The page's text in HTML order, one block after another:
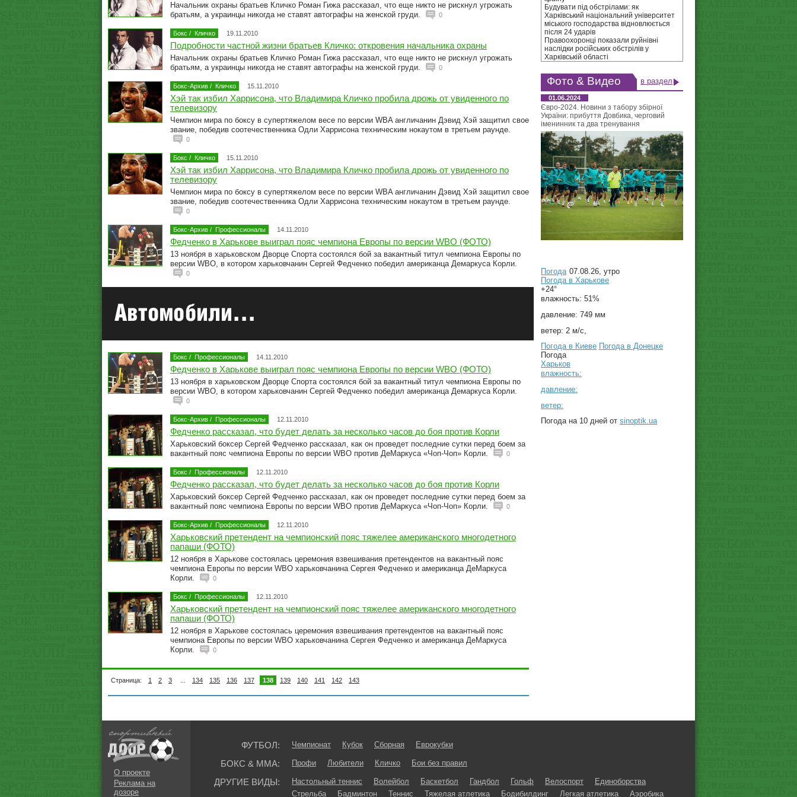
Начальник охраны братьев Кличко Роман Гижа рассказал, что еще никто не рискнул угрожать
братьям, а украинцы никогда не ставят автографы на женской груди.
0
Бокс / Кличко 19.11.2010
Подробности частной жизни братьев Кличко: откровения начальника охраны
Начальник охраны братьев Кличко Роман Гижа рассказал, что еще никто не рискнул угрожать
братьям, а украинцы никогда не ставят автографы на женской груди.
0
Бокс-Архив / Кличко 15.11.2010
Хэй так избил Харрисона, что Владимира Кличко пробила дрожь от увиденного по
телевизору
Чемпион мира по боксу в супертяжелом весе по версии WBA англичанин Дэвид Хэй защитил свое
звание, победив соотечественника Одли Харрисона техническим нокаутом в третьем раунде.
0
Бокс / Кличко 15.11.2010
Хэй так избил Харрисона, что Владимира Кличко пробила дрожь от увиденного по
телевизору
Чемпион мира по боксу в супертяжелом весе по версии WBA англичанин Дэвид Хэй защитил свое
звание, победив соотечественника Одли Харрисона техническим нокаутом в третьем раунде.
0
Бокс-Архив / Профессионалы 14.11.2010
Федченко в Харькове выиграл пояс чемпиона Европы по версии WBO (ФОТО)
13 ноября в харьковском Дворце Спорта состоялся бой за вакантный титул чемпиона Европы по
версии WBO, в котором харьковчанин Сергей Федченко победил американца Демаркуса Корли.
0
Бокс / Профессионалы 14.11.2010
Федченко в Харькове выиграл пояс чемпиона Европы по версии WBO (ФОТО)
13 ноября в харьковском Дворце Спорта состоялся бой за вакантный титул чемпиона Европы по
версии WBO, в котором харьковчанин Сергей Федченко победил американца Демаркуса Корли.
0
Бокс-Архив / Профессионалы 12.11.2010
Федченко рассказал, что будет делать за несколько часов до боя против Корли
Харьковский боксер Сергей Федченко рассказал, как он проведет последние сутки перед боем за
вакантный пояс чемпиона Европы по версии WBO против ДеМаркуса «Чоп-Чоп» Корли.
0
Бокс / Профессионалы 12.11.2010
Федченко рассказал, что будет делать за несколько часов до боя против Корли
Харьковский боксер Сергей Федченко рассказал, как он проведет последние сутки перед боем за
вакантный пояс чемпиона Европы по версии WBO против ДеМаркуса «Чоп-Чоп» Корли.
0
Бокс-Архив / Профессионалы 12.11.2010
Харьковский претендент на чемпионский пояс тяжелее американского многодетного
папаши (ФОТО)
12 ноября в Харькове состоялась церемония взвешивания претендентов на вакантный пояс
чемпиона Европы по версии WBO харьковчанина Сергея Федченко и американца ДеМаркуса
Корли.
0
Бокс / Профессионалы 12.11.2010
Харьковский претендент на чемпионский пояс тяжелее американского многодетного
папаши (ФОТО)
12 ноября в Харькове состоялась церемония взвешивания претендентов на вакантный пояс
чемпиона Европы по версии WBO харьковчанина Сергея Федченко и американца ДеМаркуса
Корли.
0
Страница: 1 2 3 134 135 136 137 138 139 140 141 142 143
Будувати під обстрілами: як
Харківський національний університет
міського господарства відновлюється
після 24 ударів
Правоохоронці показали руйнівні
наслідки російських обстрілів у
Харківській області
Фото & Видео в раздел
01.06.2024
Євро-2024. Новини з табору збірної
України: прибуття Довбика, черговий
іменинник та два тренування
Погода 07.08.26, утро
Погода в Харькове
+24°
влажность: 51%
давление: 749 мм
ветер: 2 м/с,
Погода в Киеве Погода в Донецке
Погода
Харьков
влажность:
давление:
ветер:
Погода на 10 дней от sinoptik.ua
О проекте
Реклама на
дозоре
ФУТБОЛ: Чемпионат Кубок Сборная Еврокубки
БОКС & ММА: Профи Любители Кличко Бои без правил
ДРУГИЕ ВИДЫ: Настольный теннис Волейбол Баскетбол Гандбол Гольф Велоспорт
Единоборства
Стрельба
Бадминтон Теннис Тяжелая атлетика Бодибилдинг Легкая атлетика Аэробика